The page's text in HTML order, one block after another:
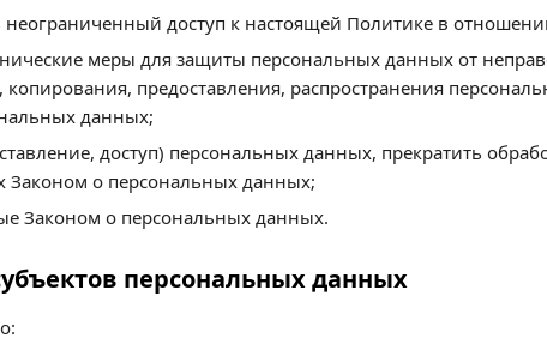
доступ к настоящей Политике в
меры для защиты персональных данных от
предоставления, распространения
данных;
доступ) персональных данных, прекратить
Законом о персональных данных;
Законом о персональных данных.
персональных данных